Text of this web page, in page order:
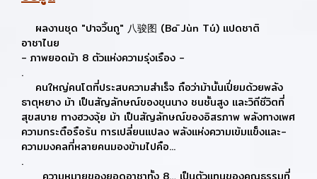
ผลงานชุด "ปาจวิ้นถู" 八骏图 (Bā Jùn Tú) แปดชาติ
อาชาไนย
- ภาพยอดม้า 8 ตัวแห่งความรุ่งเรือง -
.
คนใหญ่คนโตที่ประสบความสำเร็จ ถือว่าม้านั้นเปี่ยมด้วยพลัง
ธาตุหยาง ม้า เป็นสัญลักษณ์ของขุนนาง ชนชั้นสูง และวิถีชีวิตที่
สุขสบาย ทางฮวงจุ้ย ม้า เป็นสัญลักษณ์ของอิสรภาพ พลังทางเพศ
ความกระตือรือร้น การเปลี่ยนแปลง พลังแห่งความเข้มแข็งและ-
ความมงคลที่หลายคนมองข้ามไปคือ...
.
ความหมายของยอดอาชาทั้ง 8… เป็นตัวแทนของคุณธรรมที่